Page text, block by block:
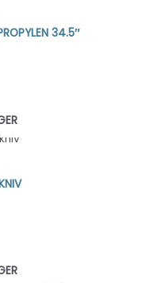
34.5″